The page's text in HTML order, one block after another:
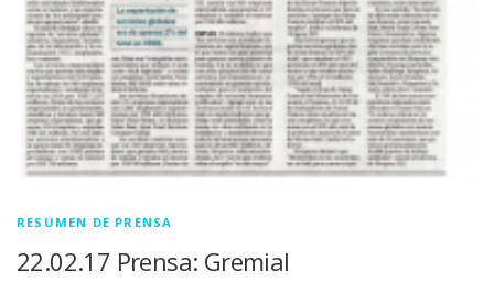
RESUMEN DE PRENSA
22.02.17 Prensa: Gremial